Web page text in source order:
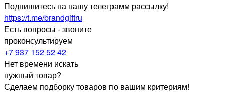
Подпишитесь на нашу телеграмм рассылку!
https://t.me/brandgiftru
Есть вопросы - звоните
проконсультируем
+7 937 152 52 42
Нет времени искать
нужный товар?
Сделаем подборку товаров по вашим критериям!